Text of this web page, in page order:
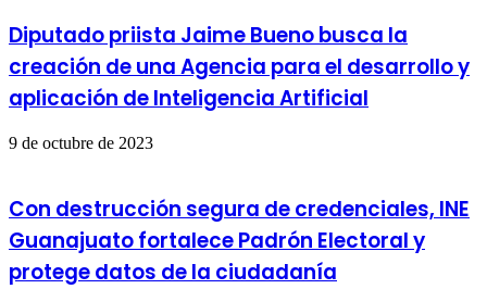
Diputado priista Jaime Bueno busca la
creación de una Agencia para el desarrollo y
aplicación de Inteligencia Artificial
9 de octubre de 2023
Con destrucción segura de credenciales, INE
Guanajuato fortalece Padrón Electoral y
protege datos de la ciudadanía